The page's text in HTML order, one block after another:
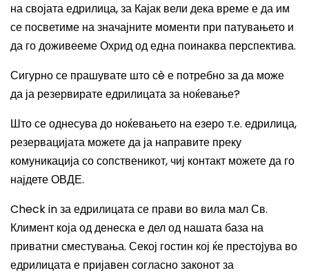
на својата едрилица, за Кајак вели дека време е да им
се посветиме на значајните моменти при патувањето и
да го доживееме Охрид од една поинаква перспектива.
Сигурно се прашувате што сè е потребно за да може
да ја резервирате едрилицата за ноќевање?
Што се однесува до ноќевањето на езеро т.е. едрилица,
резервацијата можете да ја направите преку
комуникација со сопственикот, чиј контакт можете да го
најдете ОВДЕ.
Check inза едрилицата се прави во вила мал Св.
Климент која од денеска е дел од нашата база на
приватни сместувања. Секој гостин кој ќе престојува во
едрилицата е пријавен согласно законот за